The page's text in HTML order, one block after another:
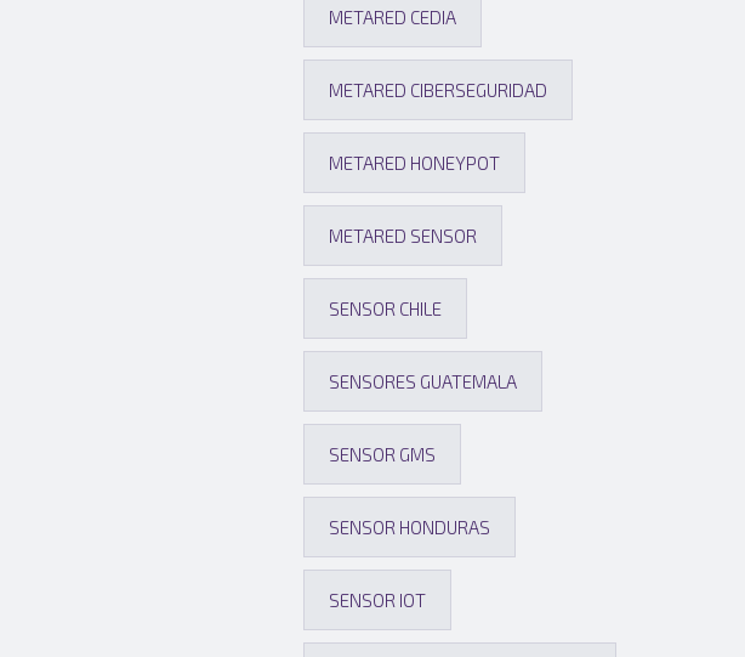
METARED CEDIA
METARED CIBERSEGURIDAD
METARED HONEYPOT
METARED SENSOR
SENSOR CHILE
SENSORES GUATEMALA
SENSOR GMS
SENSOR HONDURAS
SENSOR IOT